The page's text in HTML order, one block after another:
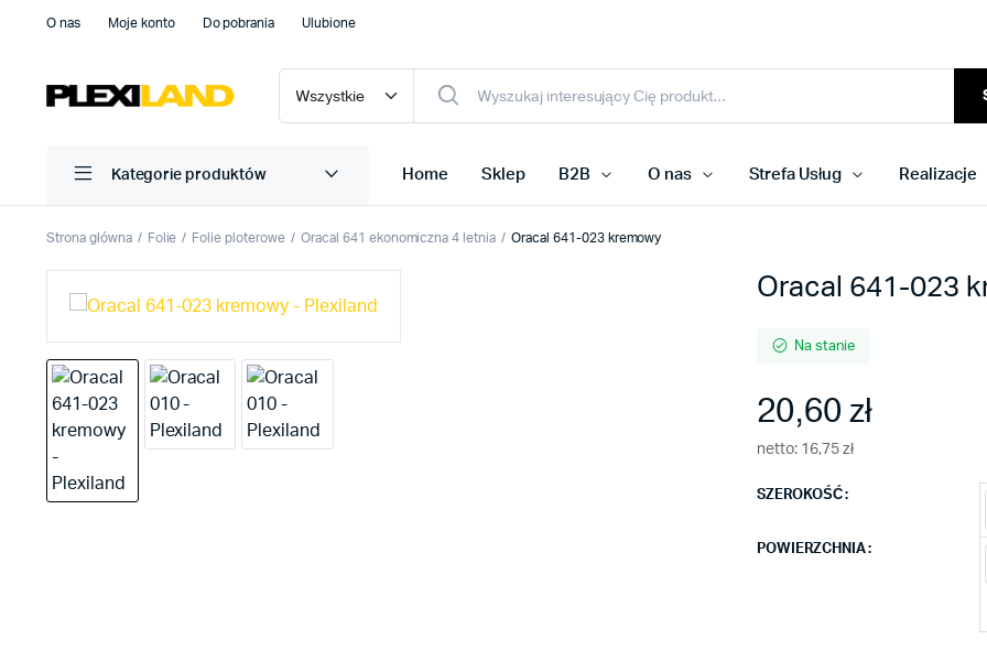
O nas Moje konto Do pobrania Ulubione
Kategorie produktów Home Sklep B2B O nas Strefa Usług Realizacje
Strona główna Folie Folie ploterowe Oracal 641 ekonomiczna 4 letnia Oracal 641-023 kremowy
Oracal 641-023
Na stanie
20,60zł
netto: 16,75 zł
SZEROKOŚĆ
POWIERZCHNIA